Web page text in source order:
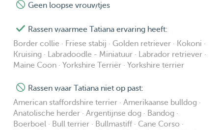
Geen loopse vrouwtjes
Rassen waarmee Tatiana ervaring heeft:
Border collie · Friese stabij · Golden retriever · Kokoni ·
Kruising · Labradoodle - Miniatuur · Labrador retriever ·
Maine Coon · Yorkshire Terriër · Yorkshire terrier
Rassen waar Tatiana niet op past:
American staffordshire terrier · Amerikaanse bulldog ·
Anatolische herder · Argentijnse dog · Bandog ·
Boerboel · Bull terrier · Bullmastiff · Cane Corso ·